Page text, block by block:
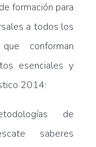
formación para
a todos los
conforman
esenciales y
2014:
de
saberes